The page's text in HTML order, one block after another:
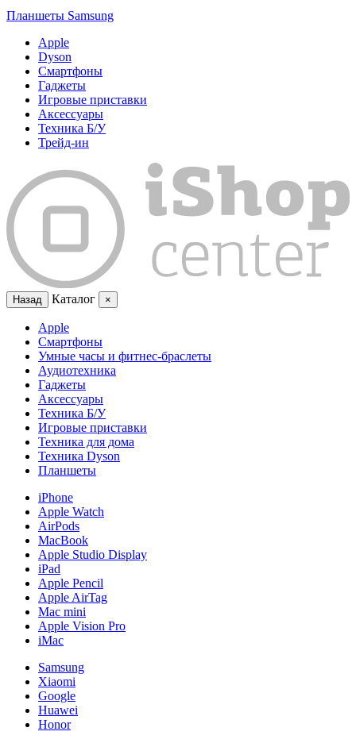
Планшеты Samsung
Apple
Dyson
Смартфоны
Гаджеты
Игровые приставки
Аксессуары
Техника Б/У
Трейд-ин
Назад Каталог ×
Apple
Смартфоны
Умные часы и фитнес-браслеты
Аудиотехника
Гаджеты
Аксессуары
Техника Б/У
Игровые приставки
Техника для дома
Техника Dyson
Планшеты
iPhone
Apple Watch
AirPods
MacBook
Apple Studio Display
iPad
Apple Pencil
Apple AirTag
Mac mini
Apple Vision Pro
iMac
Samsung
Xiaomi
Google
Huawei
Honor